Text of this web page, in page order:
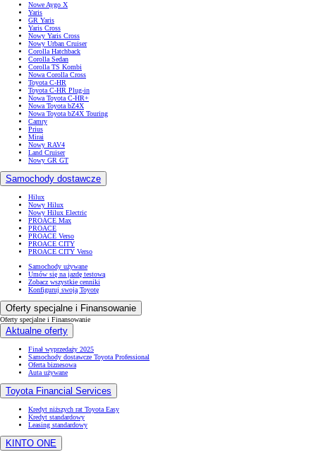
Nowe Aygo X
Yaris
GR Yaris
Yaris Cross
Nowy Yaris Cross
Nowy Urban Cruiser
Corolla Hatchback
Corolla Sedan
Corolla TS Kombi
Nowa Corolla Cross
Toyota C-HR
Toyota C-HR Plug-in
Nowa Toyota C-HR+
Nowa Toyota bZ4X
Nowa Toyota bZ4X Touring
Camry
Prius
Mirai
Nowy RAV4
Land Cruiser
Nowy GR GT
Samochody dostawcze
Hilux
Nowy Hilux
Nowy Hilux Electric
PROACE Max
PROACE
PROACE Verso
PROACE CITY
PROACE CITY Verso
Samochody używane
Umów się na jazdę testową
Zobacz wszystkie cenniki
Konfiguruj swoją Toyotę
Oferty specjalne i Finansowanie
Oferty specjalne i Finansowanie
Aktualne oferty
Finał wyprzedaży 2025
Samochody dostawcze Toyota Professional
Oferta biznesowa
Auta używane
Toyota Financial Services
Kredyt niższych rat Toyota Easy
Kredyt standardowy
Leasing standardowy
KINTO ONE